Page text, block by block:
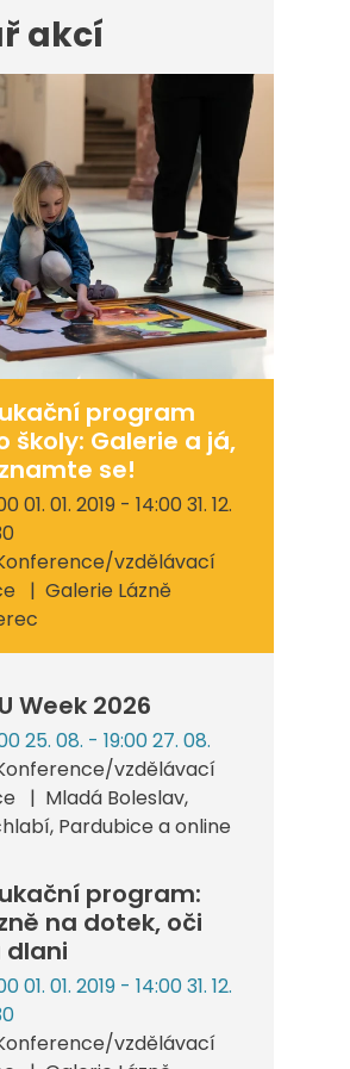
akcí
program
školy: Galerie a já,
se!
01. 01. 2019 - 14:00 31. 12.
vzdělávací
Galerie Lázně
Week 2026
25. 08. - 19:00 27. 08.
vzdělávací
Mladá Boleslav,
Pardubice a online
program:
na dotek, oči
dlani
01. 01. 2019 - 14:00 31. 12.
vzdělávací